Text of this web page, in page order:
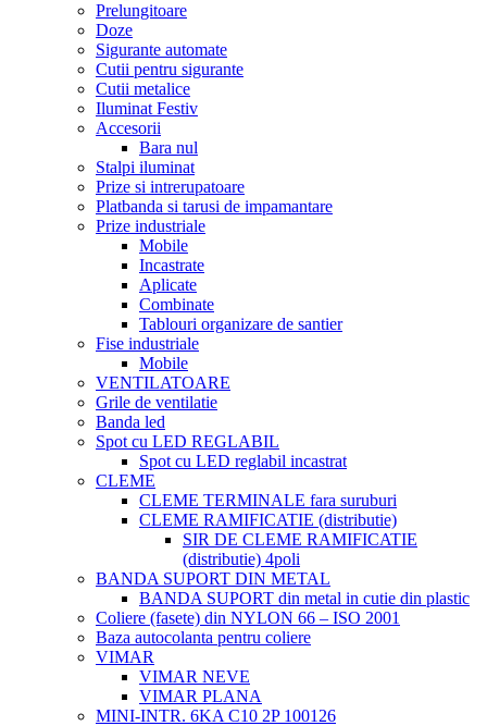
Prelungitoare
Doze
Sigurante automate
Cutii pentru sigurante
Cutii metalice
Iluminat Festiv
Accesorii
Bara nul
Stalpi iluminat
Prize si intrerupatoare
Platbanda si tarusi de impamantare
Prize industriale
Mobile
Incastrate
Aplicate
Combinate
Tablouri organizare de santier
Fise industriale
Mobile
VENTILATOARE
Grile de ventilatie
Banda led
Spot cu LED REGLABIL
Spot cu LED reglabil incastrat
CLEME
CLEME TERMINALE fara suruburi
CLEME RAMIFICATIE (distributie)
SIR DE CLEME RAMIFICATIE
(distributie) 4poli
BANDA SUPORT DIN METAL
BANDA SUPORT din metal in cutie din plastic
Coliere (fasete) din NYLON 66 – ISO 2001
Baza autocolanta pentru coliere
VIMAR
VIMAR NEVE
VIMAR PLANA
MINI-INTR. 6KA C10 2P 100126